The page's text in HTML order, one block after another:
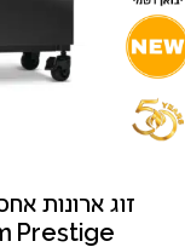
זוג ארונות
Prestige